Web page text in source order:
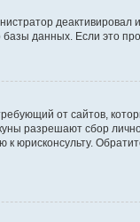
деактивировал
данных. Если это
от сайтов,
разрешают сбор
юрисконсульту.